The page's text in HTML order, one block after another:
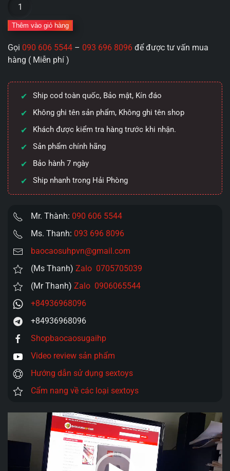
đạo
tay
SM
nhỏ
gọn
thủ
dâm
cho
nam
giới
số
lượng
Thêm vào giỏ hàng
Gọi 090 606 5544 – 093 696 8096 để được tư vấn mua
hàng ( Miễn phí )
Ship cod toàn quốc, Bảo mật, Kín đáo
Không ghi tên sản phẩm, Không ghi tên shop
Khách được kiểm tra hàng trước khi nhận.
Sản phẩm chính hãng
Bảo hành 7 ngày
Ship nhanh trong Hải Phòng
Mr. Thành: 090 606 5544
Ms. Thanh: 093 696 8096
baocaosuhpvn@gmail.com
(Ms Thanh) Zalo 0705705039
(Mr Thanh) Zalo 0906065544
+84936968096
+84936968096
Shopbaocaosugaihp
Video review sản phẩm
Hướng dẫn sử dụng sextoys
Cẩm nang về các loại sextoys
Video